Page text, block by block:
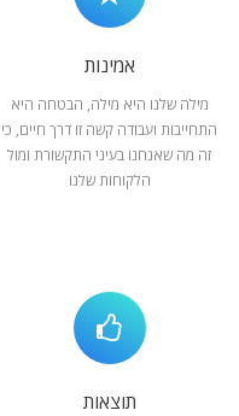
אמינות
מילה שלנו היא מילה, הבטחה היא
התחייבות ועבודה קשה זו דרך חיים, כי
זה מה שאנחנו בעיני התקשורת ומול
הלקוחות שלנו
תוצאות